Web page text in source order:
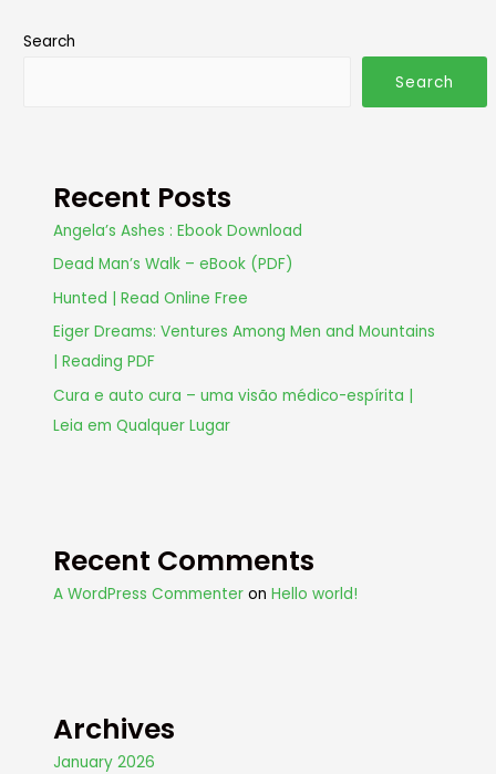
Search
Search
Recent Posts
Angela’s Ashes : Ebook Download
Dead Man’s Walk – eBook (PDF)
Hunted | Read Online Free
Eiger Dreams: Ventures Among Men and Mountains
| Reading PDF
Cura e auto cura – uma visão médico-espírita |
Leia em Qualquer Lugar
Recent Comments
A WordPress Commenter onHello world!
Archives
January 2026